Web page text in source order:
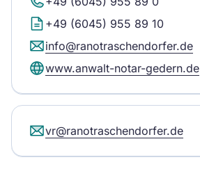
+49 (6045) 955 89 10
info@ranotraschendorfer.de
www.anwalt-notar-gedern.de
vr@ranotraschendorfer.de